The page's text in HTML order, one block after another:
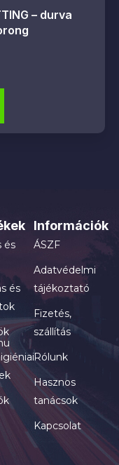
– durva
és
és
Információk
ÁSZF
Adatvédelmi
tájékoztató
Fizetés,
szállítás
Rólunk
Hasznos
tanácsok
Kapcsolat